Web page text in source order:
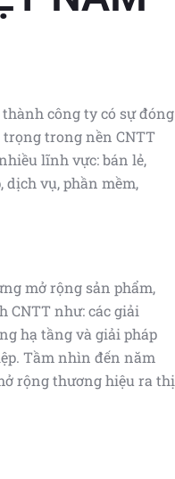
công ty có sự đóng
trong nền CNTT
lĩnh vực: bán lẻ,
vụ, phần mềm,
mở rộng sản phẩm,
CNTT như: các giải
hạ tầng và giải pháp
Tầm nhìn đến năm
rộng thương hiệu ra thị